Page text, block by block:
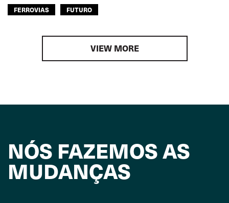
FERROVIAS FUTURO
VIEW MORE
NÓS FAZEMOS AS
MUDANÇAS